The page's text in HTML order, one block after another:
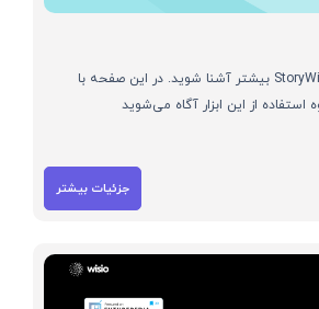
با هوش مصنوعی StoryWizard بیشتر آشنا شوید. در این صفحه با
استفاده از این ابزار آگاه می‌شوید
جزئیات بیشتر